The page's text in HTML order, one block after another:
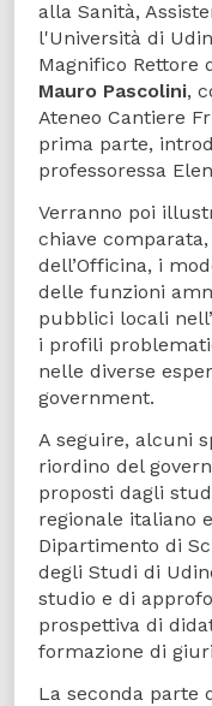
alla Sanità,
l'Università di
Magnifico Rettore
Mauro Pascolini,
Ateneo Cantiere
prima parte,
professoressa
Verranno poi
chiave
dell’Officina, i
delle funzioni
pubblici locali
i profili
nelle diverse
government.
A seguire, alcuni
riordino del
proposti dagli
regionale italiano
Dipartimento di
degli Studi di
studio e di
prospettiva di
formazione di
La seconda parte